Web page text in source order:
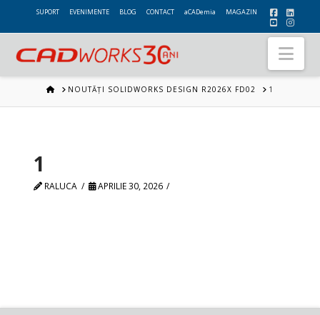
SUPORT EVENIMENTE BLOG CONTACT aCADemia MAGAZIN
HOMENOUTĂȚI SOLIDWORKS DESIGN R2026X FD02 1
1
RALUCA APRILIE 30, 2026